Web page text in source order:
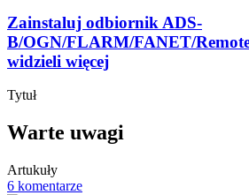
Zainstaluj odbiornik ADS-
B/OGN/FLARM/FANET/
widzieli więcej
Tytuł
Warte uwagi
Artukuły
6 komentarze